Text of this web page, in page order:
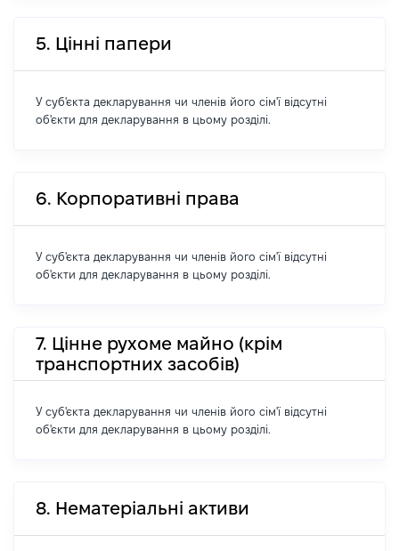
5. Цінні папери
У суб'єкта декларування чи членів його сім'ї відсутні
об'єкти для декларування в цьому розділі.
6. Корпоративні права
У суб'єкта декларування чи членів його сім'ї відсутні
об'єкти для декларування в цьому розділі.
7. Цінне рухоме майно (крім
транспортних засобів)
У суб'єкта декларування чи членів його сім'ї відсутні
об'єкти для декларування в цьому розділі.
8. Нематеріальні активи